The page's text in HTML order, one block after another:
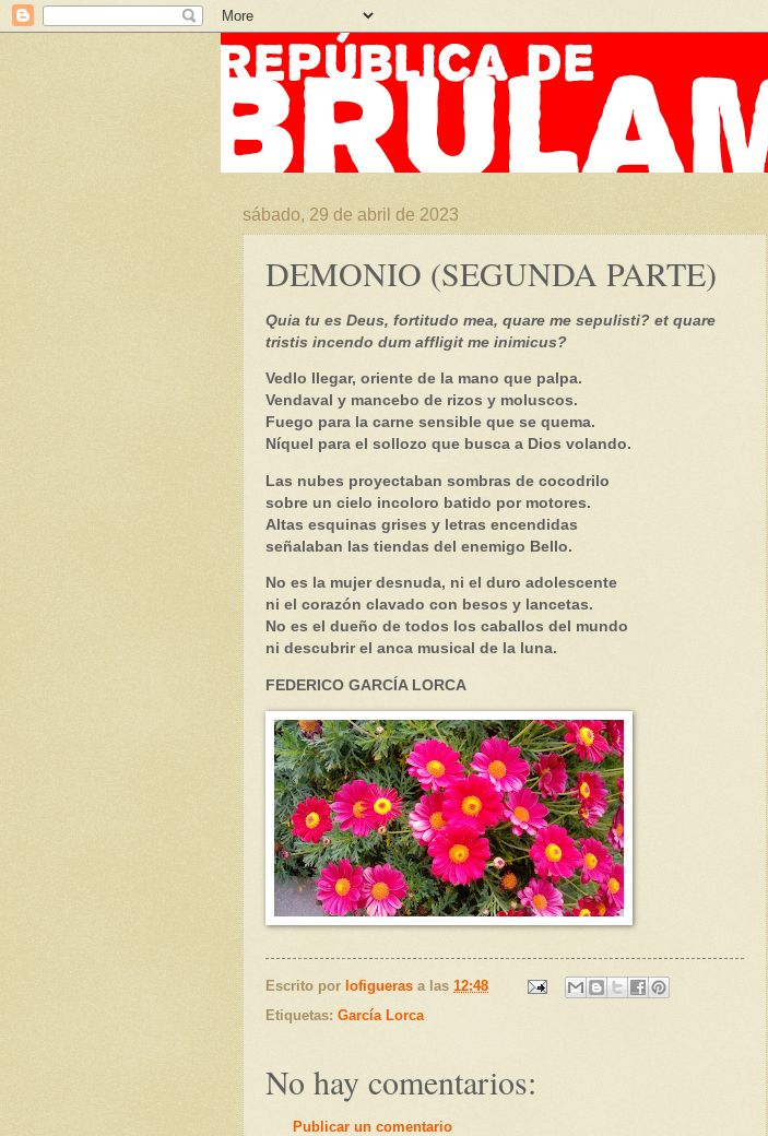
sábado, 29 de abril de 2023
DEMONIO (SEGUNDA PARTE)
Quia tu es Deus, fortitudo mea, quare me sepulisti? et quare
tristis incendo dum affligit me inimicus?
Vedlo llegar, oriente de la mano que palpa.
Vendaval y mancebo de rizos y moluscos.
Fuego para la carne sensible que se quema.
Níquel para el sollozo que busca a Dios volando.
Las nubes proyectaban sombras de cocodrilo
sobre un cielo incoloro batido por motores.
Altas esquinas grises y letras encendidas
señalaban las tiendas del enemigo Bello.
No es la mujer desnuda, ni el duro adolescente
ni el corazón clavado con besos y lancetas.
No es el dueño de todos los caballos del mundo
ni descubrir el anca musical de la luna.
FEDERICO GARCÍA LORCA
Escrito por lofigueras a las 12:48
Etiquetas: García Lorca
No hay comentarios:
Publicar un comentario